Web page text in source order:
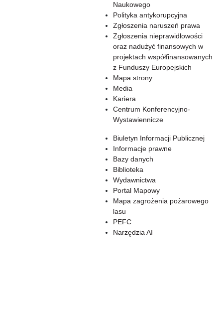
Naukowego
Polityka antykorupcyjna
Zgłoszenia naruszeń prawa
Zgłoszenia nieprawidłowości
oraz nadużyć finansowych w
projektach współfinansowanych
z Funduszy Europejskich
Mapa strony
Media
Kariera
Centrum Konferencyjno-
Wystawiennicze
Biuletyn Informacji Publicznej
Informacje prawne
Bazy danych
Biblioteka
Wydawnictwa
Portal Mapowy
Mapa zagrożenia pożarowego
lasu
PEFC
Narzędzia AI